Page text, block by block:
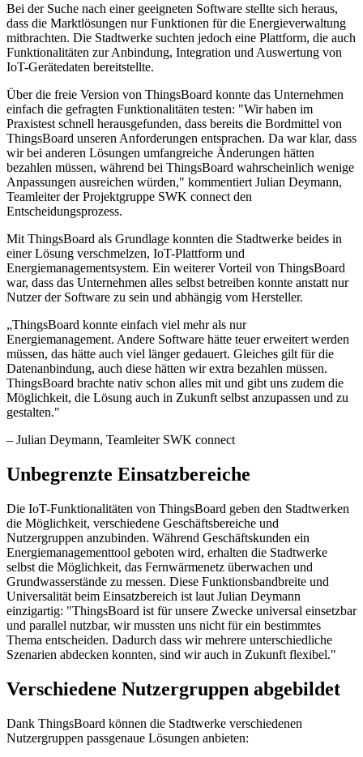
Bei der Suche nach einer geeigneten Software stellte sich heraus,
dass die Marktlösungen nur Funktionen für die Energieverwaltung
mitbrachten. Die Stadtwerke suchten jedoch eine Plattform, die auch
Funktionalitäten zur Anbindung, Integration und Auswertung von
IoT-Gerätedaten bereitstellte.
Über die freie Version von ThingsBoard konnte das Unternehmen
einfach die gefragten Funktionalitäten testen: "Wir haben im
Praxistest schnell herausgefunden, dass bereits die Bordmittel von
ThingsBoard unseren Anforderungen entsprachen. Da war klar, dass
wir bei anderen Lösungen umfangreiche Änderungen hätten
bezahlen müssen, während bei ThingsBoard wahrscheinlich wenige
Anpassungen ausreichen würden," kommentiert Julian Deymann,
Teamleiter der Projektgruppe SWK connect den
Entscheidungsprozess.
Mit ThingsBoard als Grundlage konnten die Stadtwerke beides in
einer Lösung verschmelzen, IoT-Plattform und
Energiemanagementsystem. Ein weiterer Vorteil von ThingsBoard
war, dass das Unternehmen alles selbst betreiben konnte anstatt nur
Nutzer der Software zu sein und abhängig vom Hersteller.
„ThingsBoard konnte einfach viel mehr als nur
Energiemanagement. Andere Software hätte teuer erweitert werden
müssen, das hätte auch viel länger gedauert. Gleiches gilt für die
Datenanbindung, auch diese hätten wir extra bezahlen müssen.
ThingsBoard brachte nativ schon alles mit und gibt uns zudem die
Möglichkeit, die Lösung auch in Zukunft selbst anzupassen und zu
gestalten."
– Julian Deymann, Teamleiter SWK connect
Unbegrenzte Einsatzbereiche
Die IoT-Funktionalitäten von ThingsBoard geben den Stadtwerken
die Möglichkeit, verschiedene Geschäftsbereiche und
Nutzergruppen anzubinden. Während Geschäftskunden ein
Energiemanagementtool geboten wird, erhalten die Stadtwerke
selbst die Möglichkeit, das Fernwärmenetz überwachen und
Grundwasserstände zu messen. Diese Funktionsbandbreite und
Universalität beim Einsatzbereich ist laut Julian Deymann
einzigartig: "ThingsBoard ist für unsere Zwecke universal einsetzbar
und parallel nutzbar, wir mussten uns nicht für ein bestimmtes
Thema entscheiden. Dadurch dass wir mehrere unterschiedliche
Szenarien abdecken konnten, sind wir auch in Zukunft flexibel."
Verschiedene Nutzergruppen abgebildet
Dank ThingsBoard können die Stadtwerke verschiedenen
Nutzergruppen passgenaue Lösungen anbieten: